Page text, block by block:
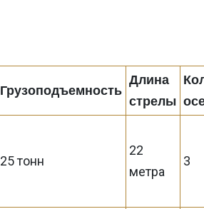
Грузоподъемность
Длина
стрелы
25 тонн
22
метра
3